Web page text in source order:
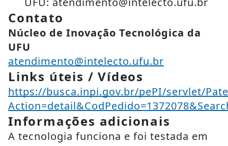
Contato
Núcleo de Inovação Tecnológica da
UFU
atendimento@intelecto.ufu.br
Links úteis / Vídeos
https://busca.inpi.gov.br/pePI/servlet/
Informações adicionais
A tecnologia funciona e foi testada em